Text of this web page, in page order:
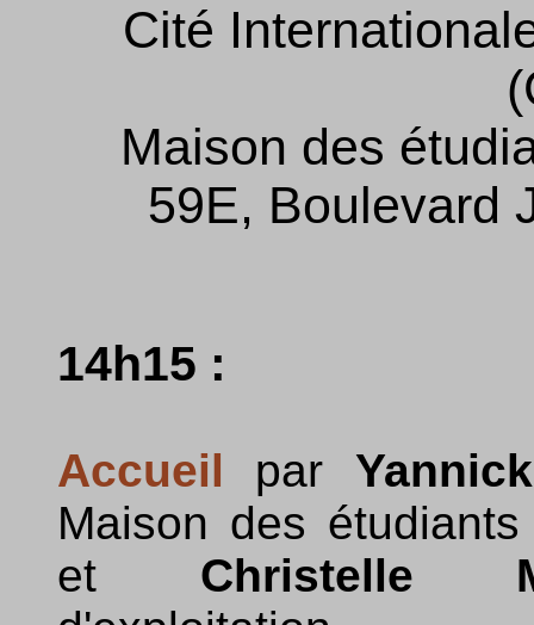
Cité
Maison des
59E, Boulevard
14h15 :
Accueil par
Maison des
et Christelle